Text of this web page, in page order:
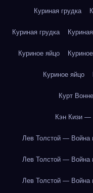
Куриная грудка
Куриная грудка
Куриное яйцо
Куриное яйцо
Курт
Кэн Кизи —
Лев Толстой — Война
Лев Толстой — Война
Лев Толстой — Война